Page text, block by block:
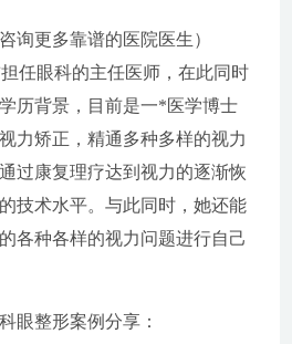
询更多靠谱的医院医生）
任眼科的主任医师，在此同时
历背景，目前是一*医学博士
力矫正，精通多种多样的视力
过康复理疗达到视力的逐渐恢
技术水平。与此同时，她还能
各种各样的视力问题进行自己
眼整形案例分享：